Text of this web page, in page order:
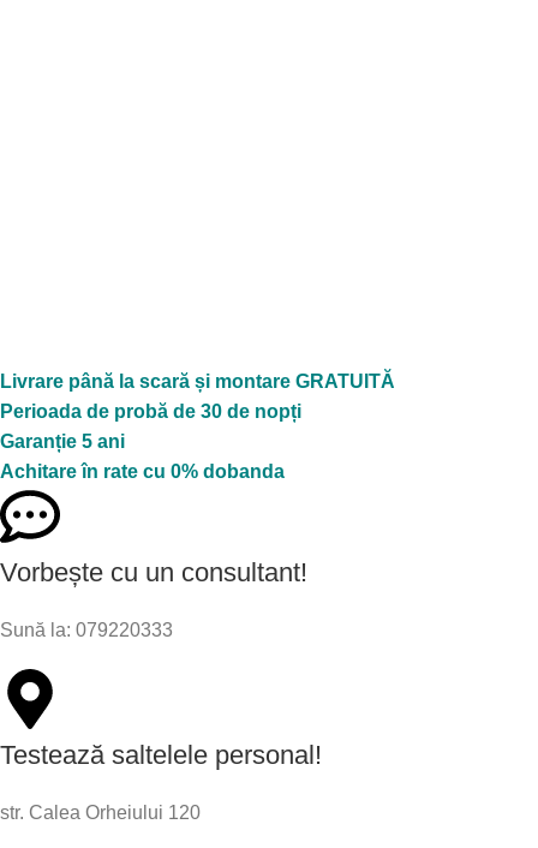
Livrare până la scară și montare GRATUITĂ
Perioada de probă de 30 de nopți
Garanție 5 ani
Achitare în rate cu 0% dobanda
Vorbește cu un consultant!
Sună la: 079220333
Testează saltelele personal!
str. Calea Orheiului 120